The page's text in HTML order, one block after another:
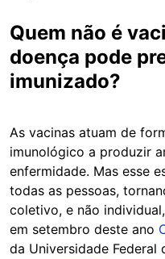
Quem não é
doença pode
imunizado?
As vacinas atuam de
imunológico a produzir
enfermidade. Mas esse
todas as pessoas,
coletivo, e não
em setembro deste ano
da Universidade Federal